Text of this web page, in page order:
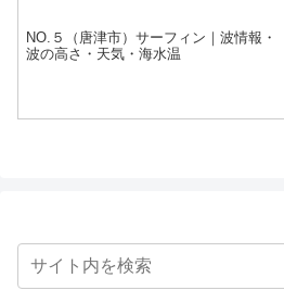
NO.５（唐津市）サーフィン｜波情報・
波の高さ・天気・海水温